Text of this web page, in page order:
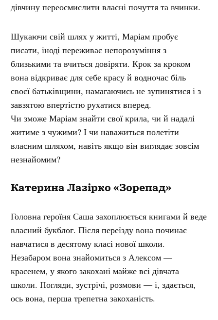
дівчину переосмислити власні почуття та вчинки.
Шукаючи свій шлях у житті, Маріам пробує
писати, іноді переживає непорозуміння з
близькими та вчиться довіряти. Крок за кроком
вона відкриває для себе красу й водночас біль
своєї батьківщини, намагаючись не зупинятися і з
завзятою впертістю рухатися вперед.
Чи зможе Маріам знайти свої крила, чи й надалі
житиме з чужими? І чи наважиться полетіти
власним шляхом, навіть якщо він виглядає зовсім
незнайомим?
Катерина Лазірко «Зорепад»
Головна героїня Саша захоплюється книгами й веде
власний букблог. Після переїзду вона починає
навчатися в десятому класі нової школи.
Незабаром вона знайомиться з Алексом —
красенем, у якого закохані майже всі дівчата
школи. Погляди, зустрічі, розмови — і, здається,
ось вона, перша трепетна закоханість.